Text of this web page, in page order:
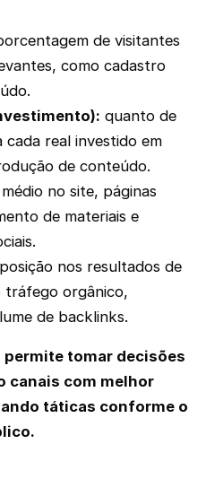
de visitantes
como cadastro
quanto de
real investido em
de conteúdo.
no site, páginas
de materiais e
posição nos resultados de
tráfego orgânico,
de backlinks.
permite tomar decisões
canais com melhor
táticas conforme o